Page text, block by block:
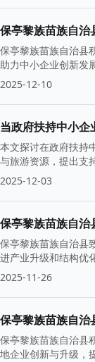
保亭黎族苗族自治
保亭黎族苗族自治县
助力中小企业创新发
2025-12-10
当政府扶持中小
本文探讨在政府扶持
与旅游资源，提出支
2025-12-03
保亭黎族苗族自治
保亭黎族苗族自治县
进产业升级和结构优
2025-11-26
保亭黎族苗族自治
保亭黎族苗族自治县
地企业创新与升级，